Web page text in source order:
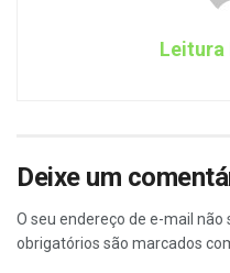
Leitura
Deixe um
O seu endereço de e-mail não
obrigatórios são marcados